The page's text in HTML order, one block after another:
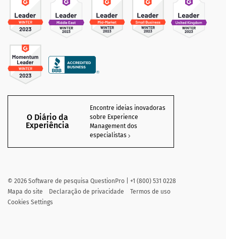
O Diário da
Experiência
Encontre ideias inovadoras
sobre Experience
Management dos
especialistas
© 2026 Software de pesquisa QuestionPro | +1 (800) 531 0228
Mapa do site
Declaração de privacidade
Termos de uso
Cookies Settings